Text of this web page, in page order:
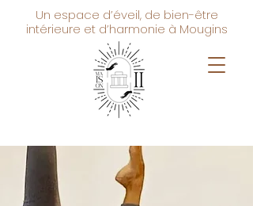
Un espace d’éveil, de bien-être
intérieure et d’harmonie à Mougins